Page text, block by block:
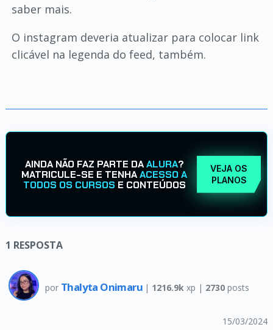
saber mais.
O instagram deveria atualizar para colocar link
clicável na legenda do feed, também.
AINDA NÃO FAZ PARTE DAALURA?
MATRICULE-SE E TENHAACESSO A
TODOS OS CURSOS E CONTEÚDOS
VEJA OS
PLANOS
1 RESPOSTA
por Thalyta Onimaru | 1216.9k xp | 2730 posts
15/03/2024